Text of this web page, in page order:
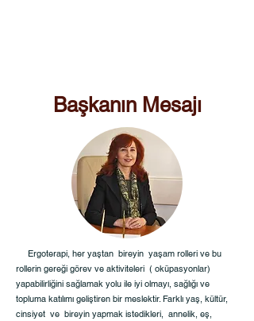
Başkanın Mesajı
Ergoterapi, her yaştan bireyin yaşam rolleri ve bu
rollerin gereği görev ve aktiviteleri ( oküpasyonlar)
yapabilirliğini sağlamak yolu ile iyi olmayı, sağlığı ve
topluma katılımı geliştiren bir meslektir. Farklı yaş, kültür,
cinsiyet ve bireyin yapmak istedikleri, annelik, eş,